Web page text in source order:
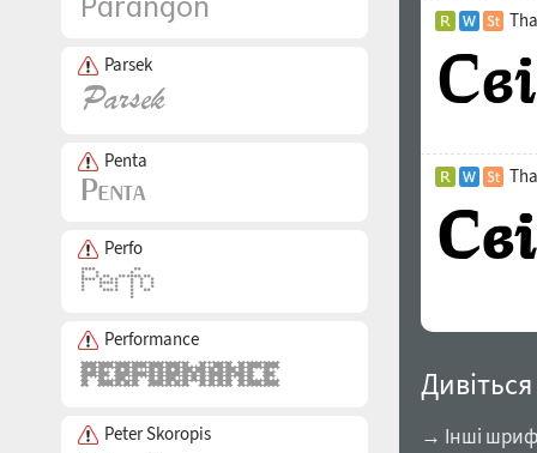
Parsek
Penta
Perfo
Performance
Peter Skoropis
→ Інші